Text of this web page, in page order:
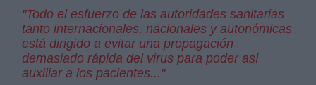
"Todo el esfuerzo de las autoridades sanitarias
tanto internacionales, nacionales y autonómicas
está dirigido a evitar una propagación
demasiado rápida del virus para poder así
auxiliar a los pacientes..."